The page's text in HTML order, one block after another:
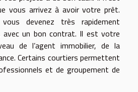
vous arrivez à avoir votre prêt.
devenez très rapidement
avec un bon contrat. Il est votre
de l’agent immobilier, de la
Certains courtiers permettent
et de groupement de